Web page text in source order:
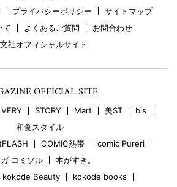
プライバシーポリシー
サイトマップ
て
よくあるご質問
お問合わせ
社オフィシャルサイト
OFFICIAL SITE
VERY STORY Mart 美ST
bis
和食スタイル
COMIC熱帯
comic Pureri
コミソル
本がすき。
kokode Beauty kokode books